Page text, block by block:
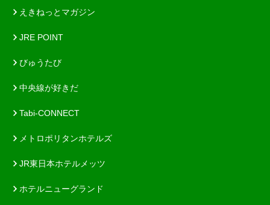
えきねっとマガジン
JRE POINT
びゅうたび
中央線が好きだ
Tabi-CONNECT
メトロポリタンホテルズ
JR東日本ホテルメッツ
ホテルニューグランド